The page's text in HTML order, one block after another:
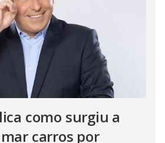
como surgiu a
carros por